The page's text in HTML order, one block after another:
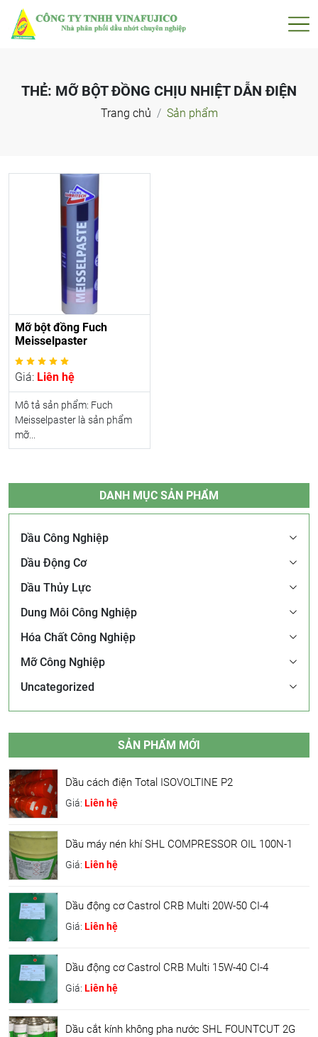
THẺ: MỠ BỘT ĐỒNG CHỊU NHIỆT DẪN ĐIỆN
Trang chủ Sản phẩm
Mỡ bột đồng Fuch
Meisselpaster
Giá: Liên hệ
Mô tả sản phẩm: Fuch
Meisselpaster là sản phẩm
mỡ...
DANH MỤC SẢN PHẨM
Dầu Công Nghiệp
Dầu Động Cơ
Dầu Thủy Lực
Dung Môi Công Nghiệp
Hóa Chất Công Nghiệp
Mỡ Công Nghiệp
Uncategorized
SẢN PHẨM MỚI
Dầu cách điện Total ISOVOLTINE P2
Giá: Liên hệ
Dầu máy nén khí SHL COMPRESSOR OIL 100N-1
Giá: Liên hệ
Dầu động cơ Castrol CRB Multi 20W-50 CI-4
Giá: Liên hệ
Dầu động cơ Castrol CRB Multi 15W-40 CI-4
Giá: Liên hệ
Dầu cắt kính không pha nước SHL FOUNTCUT 2G